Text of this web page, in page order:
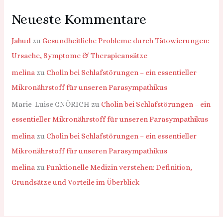
Neueste Kommentare
Jahud zu Gesundheitliche Probleme durch Tätowierungen:
Ursache, Symptome & Therapieansätze
melina zu Cholin bei Schlafstörungen – ein essentieller
Mikronährstoff für unseren Parasympathikus
Marie-Luise GNÖRICH zu Cholin bei Schlafstörungen – ein
essentieller Mikronährstoff für unseren Parasympathikus
melina zu Cholin bei Schlafstörungen – ein essentieller
Mikronährstoff für unseren Parasympathikus
melina zuFunktionelle Medizin verstehen: Definition,
Grundsätze und Vorteile im Überblick